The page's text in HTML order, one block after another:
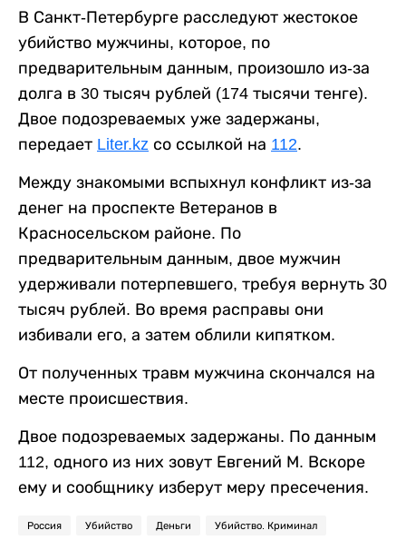
В Санкт-Петербурге расследуют жестокое
убийство мужчины, которое, по
предварительным данным, произошло из-за
долга в 30 тысяч рублей (174 тысячи тенге).
Двое подозреваемых уже задержаны,
передает Liter.kz со ссылкой на 112.
Между знакомыми вспыхнул конфликт из-за
денег на проспекте Ветеранов в
Красносельском районе. По
предварительным данным, двое мужчин
удерживали потерпевшего, требуя вернуть 30
тысяч рублей. Во время расправы они
избивали его, а затем облили кипятком.
От полученных травм мужчина скончался на
месте происшествия.
Двое подозреваемых задержаны. По данным
112, одного из них зовут Евгений М. Вскоре
ему и сообщнику изберут меру пресечения.
Россия Убийство Деньги Убийство. Криминал